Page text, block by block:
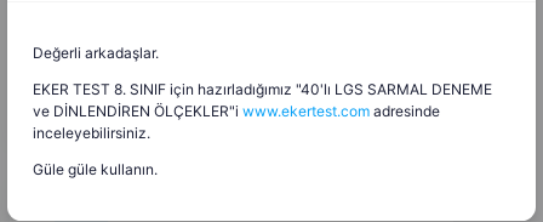
Değerli arkadaşlar.
EKER TEST 8. SINIF için hazırladığımız "40'lı LGS SARMAL DENEME
ve DİNLENDİREN ÖLÇEKLER"i www.ekertest.com adresinde
inceleyebilirsiniz.
Güle güle kullanın.